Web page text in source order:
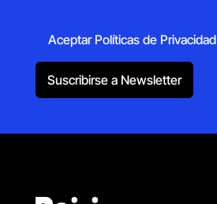
Aceptar Políticas de Privacidad
Suscribirse a Newsletter